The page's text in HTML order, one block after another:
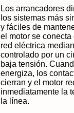
Los arrancadores
los sistemas más
y fáciles de
el motor se
red eléctrica
controlado por un
baja tensión.
energiza, los
cierran y el motor
inmediatamente la
la línea.